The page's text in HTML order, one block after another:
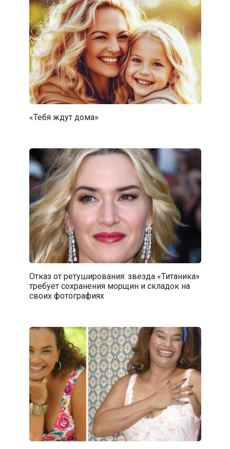
«Тебя ждут дома»
Отказ от ретуширования: звезда «Титаника»
требует сохранения морщин и складок на
своих фотографиях